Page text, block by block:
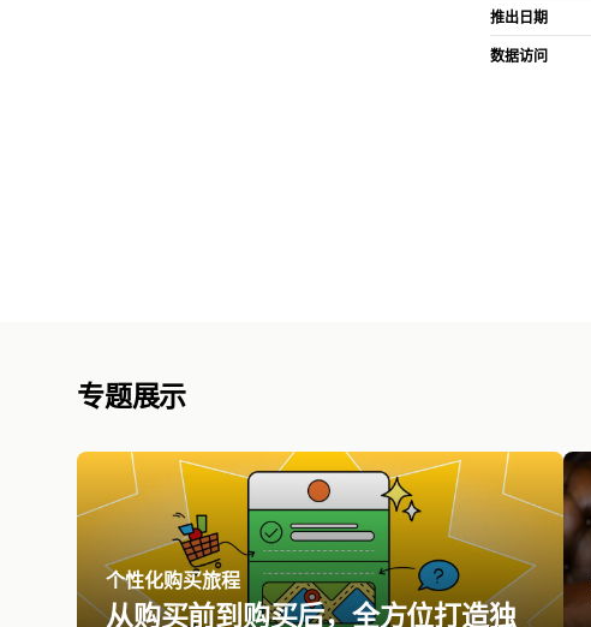
推出日期
数据访问
专题展示
个性化购买旅程
从购买前到购买后，全方位打造独